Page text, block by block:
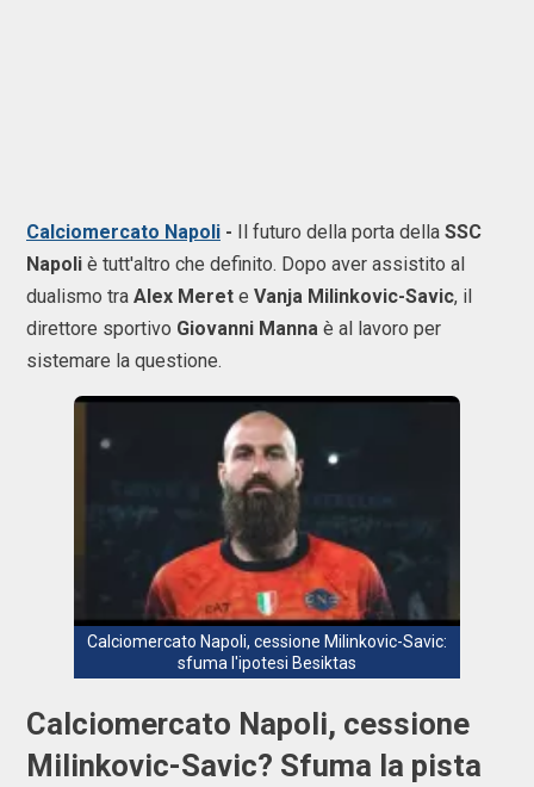
Calciomercato Napoli - Il futuro della porta della SSC
Napoli è tutt'altro che definito. Dopo aver assistito al
dualismo tra Alex Meret e Vanja Milinkovic-Savic, il
direttore sportivo Giovanni Manna è al lavoro per
sistemare la questione.
Calciomercato Napoli, cessione Milinkovic-Savic:
sfuma l'ipotesi Besiktas
Calciomercato Napoli, cessione
Milinkovic-Savic? Sfuma la pista